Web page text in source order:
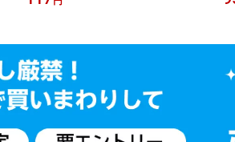
イプ 犬用 生地 10cm単位フリーカッ